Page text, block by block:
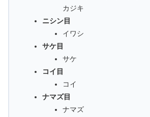
カジキ
ニシン目
イワシ
サケ目
サケ
コイ目
コイ
ナマズ目
ナマズ